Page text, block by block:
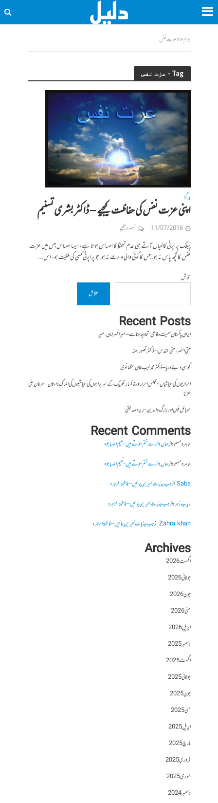
ہوم<<عزت نفس
Tag - عزت نفس
بلاگز
اپنی عزت نفس کی حفاظت کیجیے – ڈاکٹر بشری تسنیم
11/07/2016 تبصرہ لکھیے
پبلک پراپرٹی کا خیال آتے ہی عدم تحفظ کا احساس ہوتا ہے، ایسا احساس جس میں عزت
نفس کا کچھ پاس نہ ہو. جس کا کوئی والی وارث نہ ہو. جو پراپرٹی کسی کی ملکیت ہو، اس...
تلاش
تلاش
Recent Posts
ایران پاکستان سمیت دفاعی اتحاد چاہتا ہے – میر افسر امان،میر
حتی النصر ، حتی القدس – ڈاکٹر تصور بھٹہ
گواہی دیتے دریا – ڈاکٹر محمد طیب خان سنگھانوی
احراریوں کی عیاشیاں : مجلس احرار اور خاکسار تحریک کے سربراہوں کی عیاشیوں کی المناک داستان – عرفان علی
عزیز
موبائل فون اور بزرگ والدین- بریرہ صدیقی
Recent Comments
طاہرہ مسعودازجہاں دائرے ختم ہوتے ہیں- نعیم اللہ باجوہ
طاہرہ مسعودازجہاں دائرے ختم ہوتے ہیں- نعیم اللہ باجوہ
Sabaازجب جذبات خبر بن جائیں – فاطمۃالزہرہ
نایاب زہرہازجب جذبات خبر بن جائیں – فاطمۃالزہرہ
Zahra khanازجب جذبات خبر بن جائیں – فاطمۃالزہرہ
Archives
اگست 2026
جولائی 2026
جون 2026
مئی 2026
اپریل 2026
دسمبر 2025
اگست 2025
جولائی 2025
جون 2025
مئی 2025
اپریل 2025
مارچ 2025
فروری 2025
جنوری 2025
دسمبر 2024